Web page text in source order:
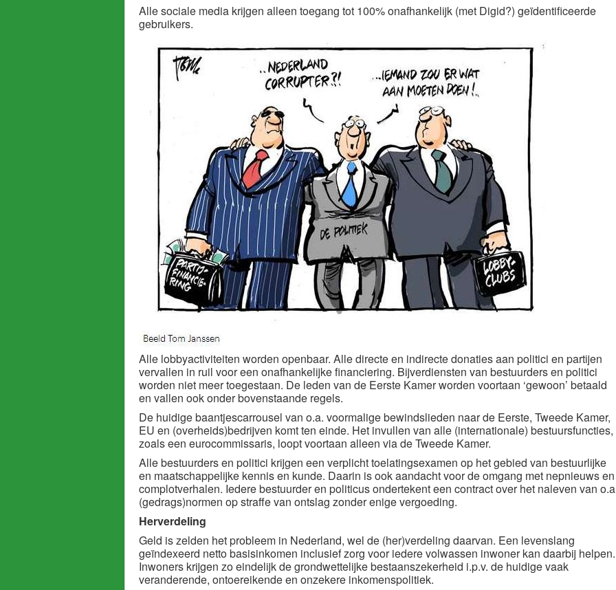
Alle sociale media krijgen alleen toegang tot 100% onafhankelijk (met Digid?) geïdentificeerde
gebruikers.
Alle lobbyactiviteiten worden openbaar. Alle directe en indirecte donaties aan politici en partijen
vervallen in ruil voor een onafhankelijke financiering. Bijverdiensten van bestuurders en politici
worden niet meer toegestaan. De leden van de Eerste Kamer worden voortaan ‘gewoon’ betaald
en vallen ook onder bovenstaande regels.
De huidige baantjescarrousel van o.a. voormalige bewindslieden naar de Eerste, Tweede Kamer,
EU en (overheids)bedrijven komt ten einde. Het invullen van alle (internationale) bestuursfuncties,
zoals een eurocommissaris, loopt voortaan alleen via de Tweede Kamer.
Alle bestuurders en politici krijgen een verplicht toelatingsexamen op het gebied van bestuurlijke
en maatschappelijke kennis en kunde. Daarin is ook aandacht voor de omgang met nepnieuws en
complotverhalen. Iedere bestuurder en politicus ondertekent een contract over het naleven van
(gedrags)normen op straffe van ontslag zonder enige vergoeding.
Herverdeling
Geld is zelden het probleem in Nederland, wel de (her)verdeling daarvan. Een levenslang
geïndexeerd netto basisinkomen inclusief zorg voor iedere volwassen inwoner kan daarbij helpen.
Inwoners krijgen zo eindelijk de grondwettelijke bestaanszekerheid i.p.v. de huidige vaak
veranderende, ontoereikende en onzekere inkomenspolitiek.